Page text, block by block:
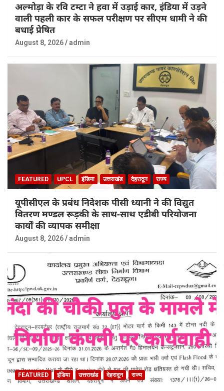
अल्मोड़ा के रवि टम्टा ने हवा में उड़ाई कार, इंडिया में उड़ने
वाली पहली कार के सफल परीक्षण पर सीएम धामी ने की
बधाई प्रेषित
August 8, 2026 admin
FEATURED UPCL इंडिया उत्तराखंड देहरादून राज्य
यूपीसीएल के प्रबंध निदेशक पीसी ध्यानी ने की विद्युत
वितरण मण्डल रूड़की के साथ-साथ एडीबी परियोजना
कार्यों की व्यापक समीक्षा
August 8, 2026 admin
FEATURED इंडिया उत्तराखंड देहरादून राज्य